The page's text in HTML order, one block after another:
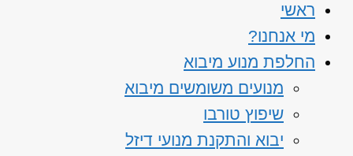
ראשי
מי אנחנו?
החלפת מנוע מיבוא
מנועים משומשים מיבוא
שיפוץ טורבו
יבוא והתקנת מנועי דיזל